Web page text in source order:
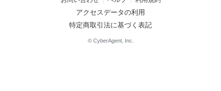
アクセスデータの利用
特定商取引法に基づく表記
© CyberAgent, Inc.